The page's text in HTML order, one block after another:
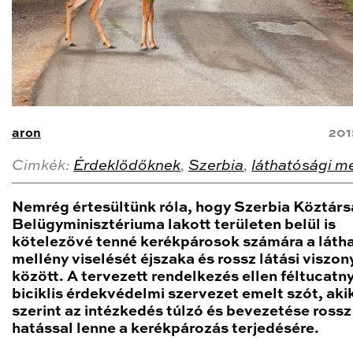
aron
Cimkék: Érdeklődőknek, Szerbia, láthatósági
Nemrég értesültünk róla, hogy Szerbia
Belügyminisztériuma lakott területen belül is
kötelezővé tenné kerékpárosok számára a
mellény viselését éjszaka és rossz látási
között. A tervezett rendelkezés ellen
biciklis érdekvédelmi szervezet emelt szót,
szerint az intézkedés túlzó és bevezetése rossz
hatással lenne a kerékpározás terjedésére.